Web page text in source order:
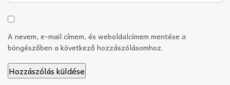
A nevem, e-mail címem, és weboldalcímem mentése a
böngészőben a következő hozzászólásomhoz.